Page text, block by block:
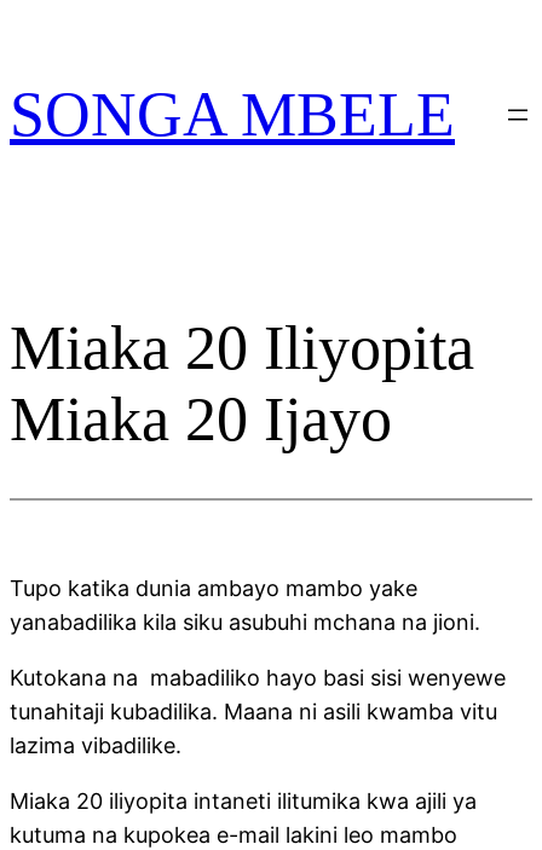
content
SONGA MBELE
Miaka 20 Iliyopita
Miaka 20 Ijayo
Tupo katika dunia ambayo mambo yake
yanabadilika kila siku asubuhi mchana na jioni.
Kutokana na mabadiliko hayo basi sisi wenyewe
tunahitaji kubadilika. Maana ni asili kwamba vitu
lazima vibadilike.
Miaka 20 iliyopita intaneti ilitumika kwa ajili ya
kutuma na kupokea e-mail lakini leo mambo